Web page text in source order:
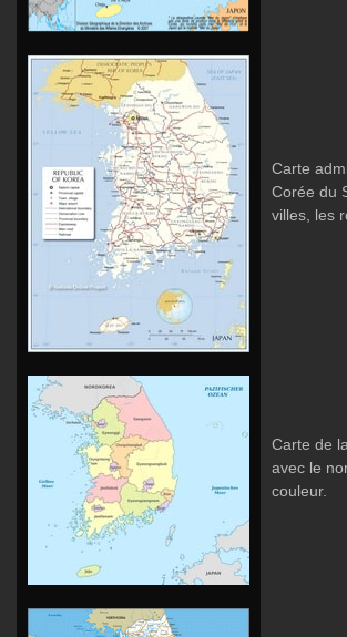
Carte
Corée du
villes, les
Carte de
avec le
couleur.